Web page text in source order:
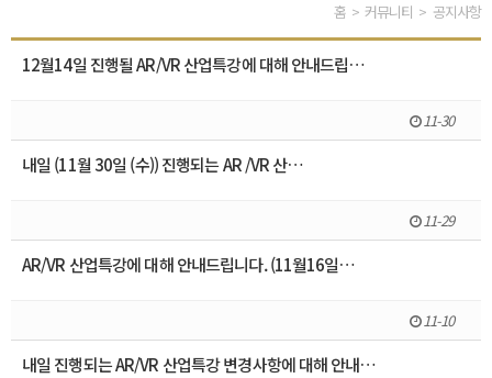
홈 커뮤니티 공지사항
12월14일 진행될 AR/VR 산업특강에 대해 안내드립…
11-30
내일 (11월 30일 (수)) 진행되는 AR /VR 산…
11-29
AR/VR 산업특강에 대해 안내드립니다. (11월16일…
11-10
내일 진행되는 AR/VR 산업특강 변경사항에 대해 안내…